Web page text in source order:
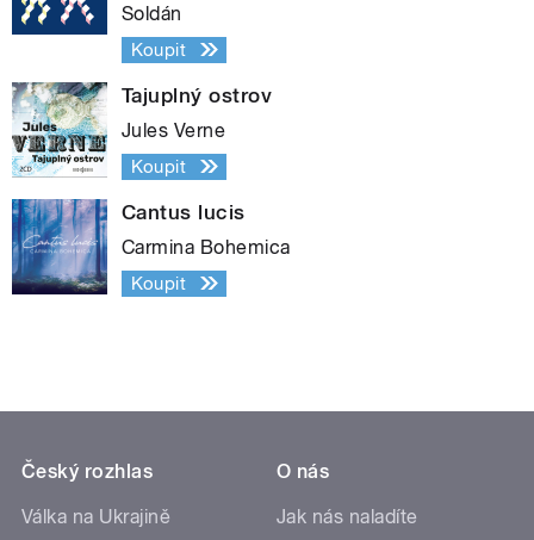
Soldán
Koupit
Tajuplný ostrov
Jules Verne
Koupit
Cantus lucis
Carmina Bohemica
Koupit
Český rozhlas
Válka na Ukrajině
O nás
Jak nás naladíte